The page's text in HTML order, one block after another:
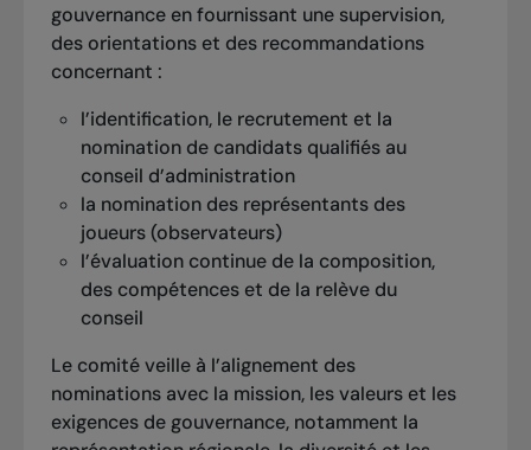
gouvernance en fournissant une supervision,
des orientations et des recommandations
concernant :
l’identification, le recrutement et la
nomination de candidats qualifiés au
conseil d’administration
la nomination des représentants des
joueurs (observateurs)
l’évaluation continue de la composition,
des compétences et de la relève du
conseil
Le comité veille à l’alignement des
nominations avec la mission, les valeurs et les
exigences de gouvernance, notamment la